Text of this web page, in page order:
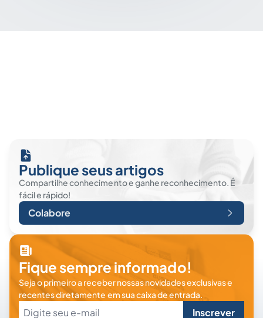
Publique seus artigos
Compartilhe conhecimento e ganhe reconhecimento. É
fácil e rápido!
Colabore
Fique sempre informado!
Seja o primeiro a receber nossas novidades exclusivas e
recentes diretamente em sua caixa de entrada.
Inscrever